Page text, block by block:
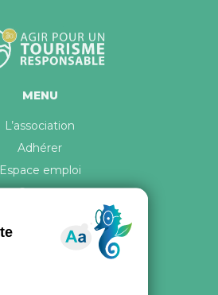
MENU
L’association
Adhérer
Espace emploi
Contact